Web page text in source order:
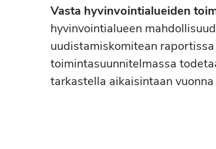
Vasta hyvinvointialueiden
hyvinvointialueen
uudistamiskomitean
toimintasuunnitelmassa
tarkastella aikaisintaan